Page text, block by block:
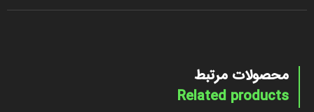
محصولات مرتبط
Related products